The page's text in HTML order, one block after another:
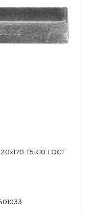
Т5К10 ГОСТ